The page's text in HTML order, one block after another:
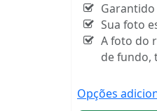
Sua foto
A foto do
de fundo,
Opções